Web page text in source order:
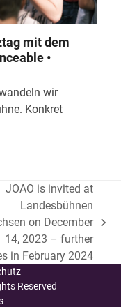
mit dem
•
wir
Konkret
JOAO is invited at
Landesbühnen
on December
14, 2023 – further
in February 2024
Reserved